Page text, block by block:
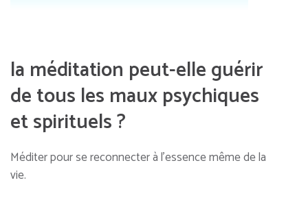
la méditation peut-elle guérir
de tous les maux psychiques
et spirituels ?
Méditer pour se reconnecter à l’essence même de la
vie.